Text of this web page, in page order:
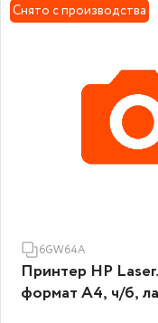
Снято с производства
6GW64A
Принтер HP
формат А4, ч/б,